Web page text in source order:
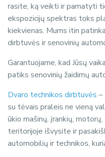
rasite, ką veikti ir pamatyti
ekspozicijų spektras toks
kiekvienas. Mums itin
dirbtuvės ir senovinių
Garantuojame, kad Jūsų
patiks senovinių žaidimų
Dvaro technikos dirbtuvės –
su tėvais praleis ne vieną
ūkio mašinų, įrankių,
teritorijoje išvysite ir
automobilių ir technikos,